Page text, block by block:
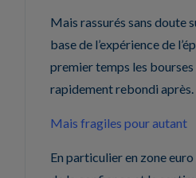
Mais rassurés sans doute
base de l’expérience de
premier temps les
rapidement rebondi après.
Mais fragiles pour autant
En particulier en zone